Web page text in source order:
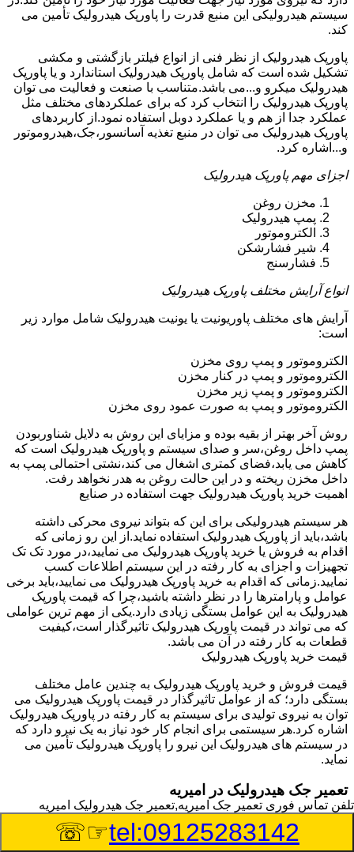
سیستم هیدرولیکی این منبع قدرت را پاورپک هیدرولیک تأمین می
کند.
پاورپک هیدرولیک از نظر فنی از انواع فیلتر بازگشتی و مکشی
تشکیل شده است که شامل پاورپک هیدرولیک استاندارد و یا پاورپک
هیدرولیک میکرو و...می باشد.متناسب با صنعت و فعالیت می توان
پاورپک هیدرولیک را انتخاب کرد که برای عملکردهای مختلف مثل
عملکرد جدا از هم و یا عملکرد دوبل استفاده نمود.از کاربردهای
پاورپک هیدرولیک می توان در منبع تغذیه آسانسور،جک،هیدروموتور
و...اشاره کرد.
اجزای مهم پاورپک هیدرولیک
مخزن روغن
پمپ هیدرولیک
الکتروموتور
شیر فشارشکن
فشارسنج
انواع آرایش مختلف پاورپک هیدرولیک
آرایش های مختلف پاوریونیت یا یونیت هیدرولیک شامل موارد زیر
است:
الکتروموتور و پمپ روی مخزن
الکتروموتور و پمپ در کنار مخزن
الکتروموتور و پمپ زیر مخزن
الکتروموتور و پمپ به صورت عمود روی مخزن
روش آخر بهتر از بقیه بوده و مزایای این روش به دلایل شناوربودن
پمپ داخل روغن،سر و صدای سیستم و پاورپک هیدرولیک است که
کاهش می یابد،فضای کمتری اشغال می کند،نشتی احتمالی پمپ به
داخل مخزن ریخته و در این حالت روغن به هدر نخواهد رفت.
اهمیت خرید پاورپک هیدرولیک جهت استفاده در صنایع
هر سیستم هیدرولیکی برای این که بتواند نیروی محرکی داشته
باشد،باید از پاورپک هیدرولیک استفاده نماید.از این رو زمانی که
اقدام به فروش یا خرید پاورپک هیدرولیک می نمایید،در مورد تک تک
تجهیزات و اجزای به کار رفته در این سیستم اطلاعات کسب
نمایید.زمانی که اقدام به خرید پاورپک هیدرولیک می نمایید،باید برخی
عوامل و پارامترها را در نظر داشته باشید،چرا که قیمت پاورپک
هیدرولیک به این عوامل بستگی زیادی دارد.یکی از مهم ترین عواملی
که می تواند در قیمت پاورپک هیدرولیک تاثیرگذار است،کیفیت
قطعات به کار رفته در آن می باشد.
قیمت خرید پاورپک هیدرولیک
قیمت فروش و خرید پاورپک هیدرولیک به چندین عامل مختلف
بستگی دارد؛ که از عوامل تاثیرگذار در قیمت پاورپک هیدرولیک می
توان به نیروی تولیدی برای سیستم به کار رفته در پاورپک هیدرولیک
اشاره کرد.هر سیستمی برای انجام کار خود نیاز به یک نیرو دارد که
در سیستم های هیدرولیک این نیرو را پاورپک هیدرولیک تأمین می
نماید.
تعمیر جک هیدرولیک در امیریه
وسیله‎ای که با عملکرد خود موجب بلند شدن اهرم و یا وزن سنگین
در یک قسمت می گردد را جک هیدرولیک می نامند.جک هیدرولیک
تلفن تماس فوری تعمیر جک امیریه,تعمیر جک هیدرولیک امیریه
tel:09125283142
☞☏